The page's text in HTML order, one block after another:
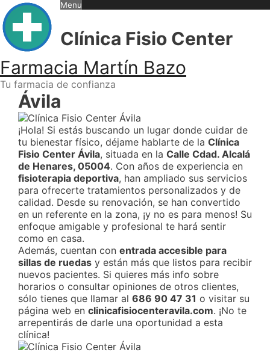
Skip
to
content
Farmacia Martín Bazo
Tu farmacia de confianza
Menu
Clínica Fisio Center
Ávila
¡Hola! Si estás buscando un lugar donde cuidar de
tu bienestar físico, déjame hablarte de la Clínica
Fisio Center Ávila, situada en la Calle Cdad. Alcalá
de Henares, 05004. Con años de experiencia en
fisioterapia deportiva, han ampliado sus servicios
para ofrecerte tratamientos personalizados y de
calidad. Desde su renovación, se han convertido
en un referente en la zona, ¡y no es para menos! Su
enfoque amigable y profesional te hará sentir
como en casa.
Además, cuentan con entrada accesible para
sillas de ruedas y están más que listos para recibir
nuevos pacientes. Si quieres más info sobre
horarios o consultar opiniones de otros clientes,
sólo tienes que llamar al 686 90 47 31 o visitar su
página web en clinicafisiocenteravila.com. ¡No te
arrepentirás de darle una oportunidad a esta
clínica!